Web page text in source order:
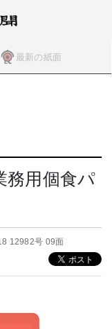
最新の紙面
務用個食パ
12982号 09面